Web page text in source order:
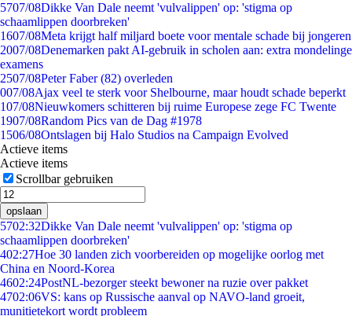
5707/08Dikke Van Dale neemt 'vulvalippen' op: 'stigma op
schaamlippen doorbreken'
1607/08Meta krijgt half miljard boete voor mentale schade bij jongeren
2007/08Denemarken pakt AI-gebruik in scholen aan: extra mondelinge
examens
2507/08Peter Faber (82) overleden
007/08Ajax veel te sterk voor Shelbourne, maar houdt schade beperkt
107/08Nieuwkomers schitteren bij ruime Europese zege FC Twente
1907/08Random Pics van de Dag #1978
1506/08Ontslagen bij Halo Studios na Campaign Evolved
Actieve items
Actieve items
Scrollbar gebruiken
opslaan
5702:32Dikke Van Dale neemt 'vulvalippen' op: 'stigma op
schaamlippen doorbreken'
402:27Hoe 30 landen zich voorbereiden op mogelijke oorlog met
China en Noord-Korea
4602:24PostNL-bezorger steekt bewoner na ruzie over pakket
4702:06VS: kans op Russische aanval op NAVO-land groeit,
munitietekort wordt probleem